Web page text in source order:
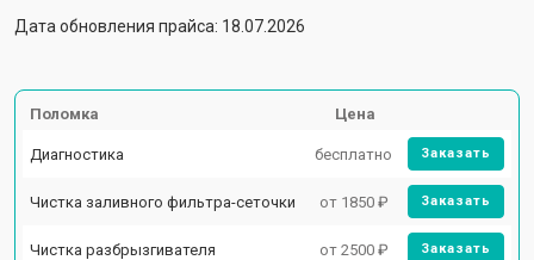
Дата обновления прайса: 18.07.2026
Поломка Цена
Диагностика бесплатно Заказать
Чистка заливного фильтра-сеточки от 1850 ₽ Заказать
Чистка разбрызгивателя от 2500 ₽ Заказать